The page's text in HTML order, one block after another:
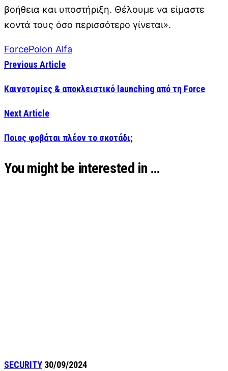
βοήθεια και υποστήριξη. Θέλουμε να είμαστε
κοντά τους όσο περισσότερο γίνεται».
ForcePolon Alfa
Previous Article
Καινοτομίες & αποκλειστικό launching από τη Force
Next Article
Ποιος φοβάται πλέον το σκοτάδι;
You might be interested in …
SECURITY 30/09/2024